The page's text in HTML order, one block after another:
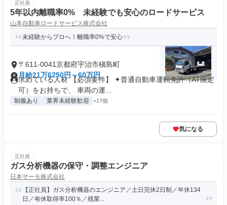
正社員
5年以内離職率0% 未経験でも安心のロードサービス
山本自動車ロードサービス株式会社
未経験からプロへ！離職率0%で安心
〒611-0041京都府宇治市槇島町
月給21万6250円～60万円
求めている人材 【必須要件】 ✦普通自動車運転免許（AT限定
可）をお持ちで、 車両の運...
制服あり 業界未経験歓迎 +17個
気になる
正社員
ガス分析機器の保守・調整エンジニア
日本サーモ株式会社
【正社員】ガス分析機器のエンジニア／土日完休2日制／年休134
日／有休取得率100％／残業...